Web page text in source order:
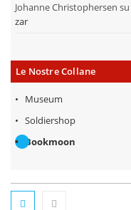
Johanne Christophersen su
zar
Le Nostre Collane
Museum
Soldiershop
Bookmoon